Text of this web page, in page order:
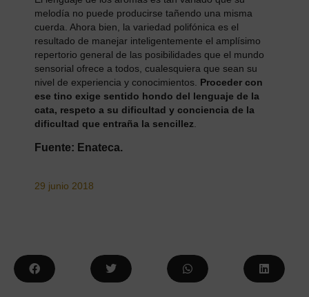
melodía no puede producirse tañendo una misma
cuerda. Ahora bien, la variedad polifónica es el
resultado de manejar inteligentemente el amplísimo
repertorio general de las posibilidades que el mundo
sensorial ofrece a todos, cualesquiera que sean su
nivel de experiencia y conocimientos. Proceder con
ese tino exige sentido hondo del lenguaje de la
cata, respeto a su dificultad y conciencia de la
dificultad que entraña la sencillez.
Fuente: Enateca.
29 junio 2018